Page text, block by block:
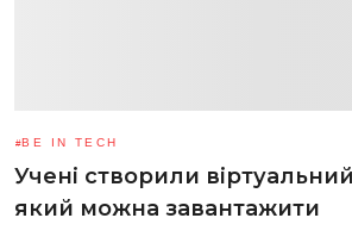
BE IN TECH
Учені створили
який можна завантажити